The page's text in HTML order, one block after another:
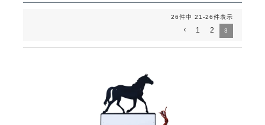
26件中 21-26件表示
1 2 3